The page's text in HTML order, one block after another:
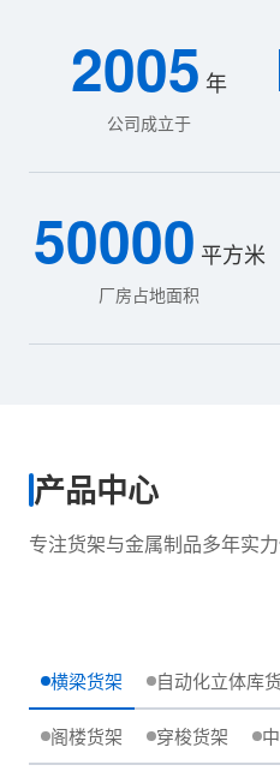
2005 年
公司成立于
50000 平方米
厂房占地面积
产品中心
专注货架与金属制品多年实
横梁货架 自动化立体库
阁楼货架 穿梭货架